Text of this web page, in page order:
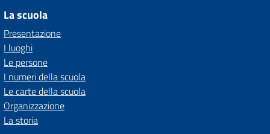
La scuola
Presentazione
I luoghi
Le persone
I numeri della scuola
Le carte della scuola
Organizzazione
La storia